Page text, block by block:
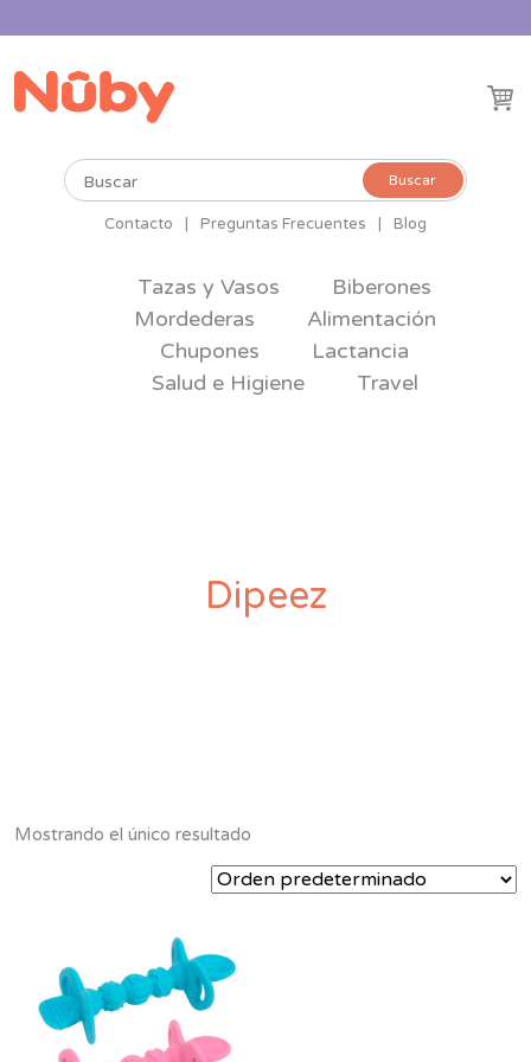
Buscar
Buscar
Contacto Preguntas Frecuentes Blog
Tazas y Vasos
Biberones
Mordederas
Alimentación
Chupones
Lactancia
Salud e Higiene
Travel
Dipeez
Mostrando el único resultado